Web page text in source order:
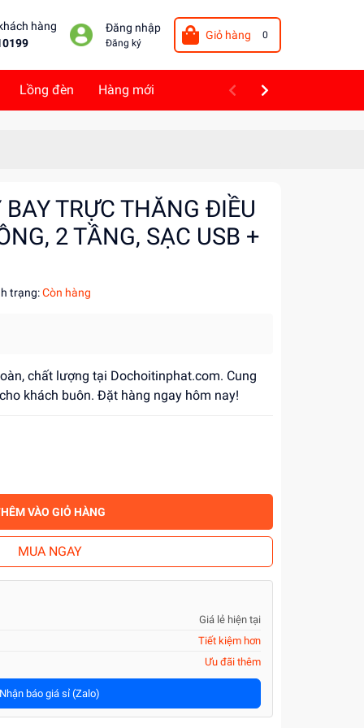
hàng
Đăng nhập
Đăng ký
Giỏ hàng 0
Lồng đèn Hàng mới
TRỰC THĂNG ĐIỀU
2 TẦNG, SẠC USB +
trạng:Còn hàng
chất lượng tại Dochoitinphat.com. Cung
khách buôn. Đặt hàng ngay hôm nay!
VÀO GIỎ HÀNG
MUA NGAY
Giá lẻ hiện tại
Tiết kiệm hơn
Ưu đãi thêm
Nhận báo giá sỉ (Zalo)